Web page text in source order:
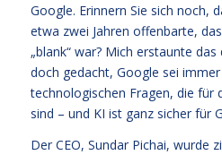
Google. Erinnern Sie sich noch,
etwa zwei Jahren offenbarte,
„blank“ war? Mich erstaunte
doch gedacht, Google sei
technologischen Fragen, die für
sind – und KI ist ganz sicher für
Der CEO, Sundar Pichai, wurde